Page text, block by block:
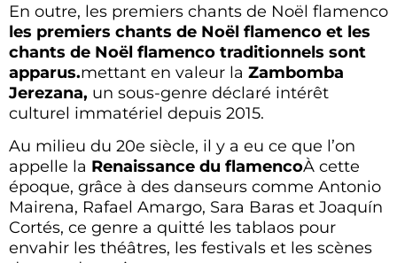
En outre, les premiers chants de Noël flamenco
les premiers chants de Noël flamenco et les
chants de Noël flamenco traditionnels sont
apparus.mettant en valeur la Zambomba
Jerezana, un sous-genre déclaré intérêt
culturel immatériel depuis 2015.
Au milieu du 20e siècle, il y a eu ce que l’on
appelle la Renaissance du flamencoÀ cette
époque, grâce à des danseurs comme Antonio
Mairena, Rafael Amargo, Sara Baras et Joaquín
Cortés, ce genre a quitté les tablaos pour
envahir les théâtres, les festivals et les scènes